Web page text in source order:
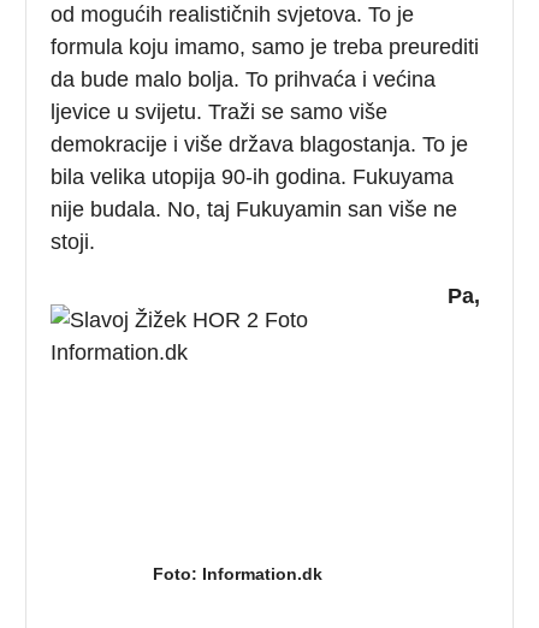
od mogućih realističnih svjetova. To je
formula koju imamo, samo je treba preurediti
da bude malo bolja. To prihvaća i većina
ljevice u svijetu. Traži se samo više
demokracije i više država blagostanja. To je
bila velika utopija 90-ih godina. Fukuyama
nije budala. No, taj Fukuyamin san više ne
stoji.
Foto: Information.dk
Pa,